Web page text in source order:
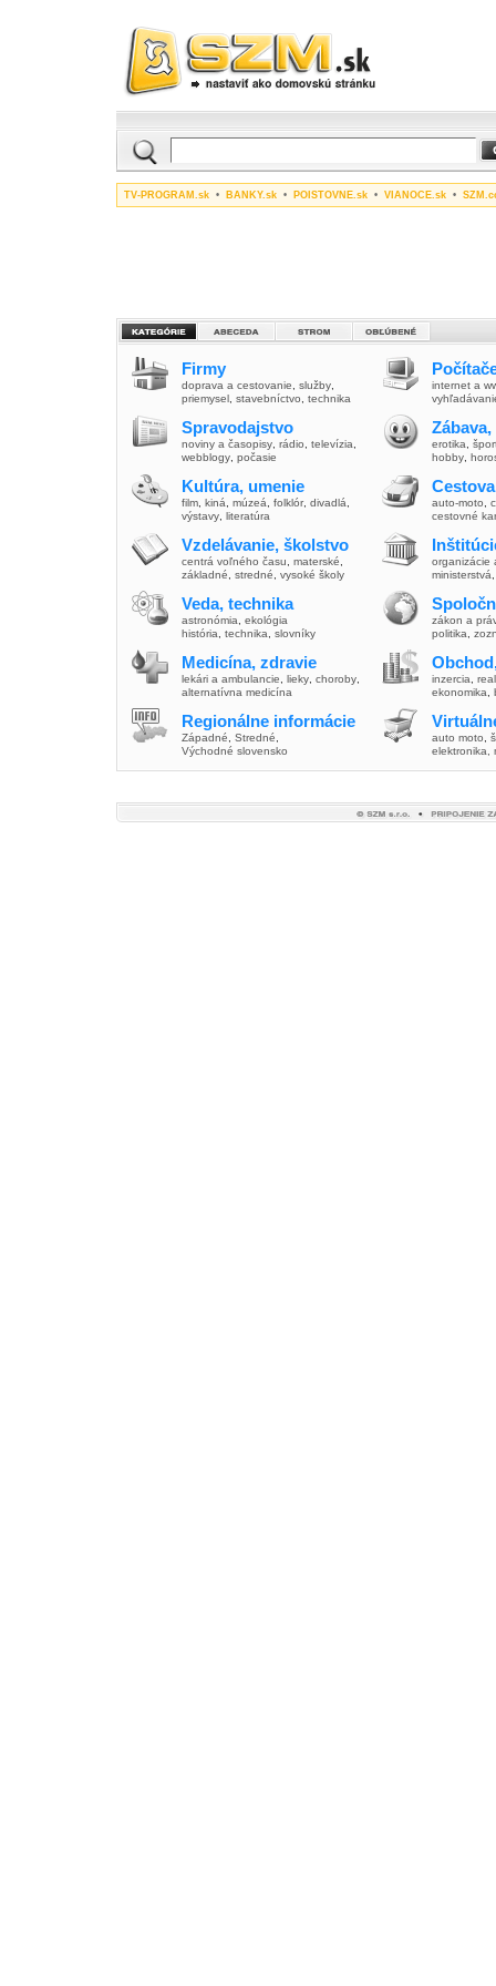
TV-PROGRAM.sk • BANKY.sk • POISTOVNE.sk • VIANOCE.sk •
Firmy
doprava a cestovanie služby
priemysel stavebníctvo technika
Spravodajstvo
noviny a časopisy rádio televízia
webblogy počasie
Kultúra, umenie
film kiná múzeá folklór, divadlá
výstavy literatúra
Vzdelávanie, školstvo
centrá voľného času materské
základné
stredné vysoké školy
Veda, technika
astronómia
ekológia
história
technika slovníky
Medicína, zdravie
lekári a ambulancie lieky choroby
alternatívna medicína
Regionálne informácie
Západné Stredné
Východné slovensko
internet a
erotika
hobby
auto-moto
cestovné
organizácie
ministerstvá
zákon a
politika
inzercia
ekonomika
auto moto
elektronika,